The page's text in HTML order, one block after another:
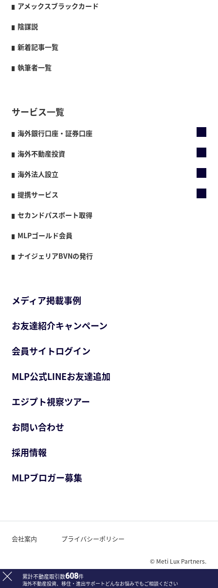
アメックスブラックカード
陰謀説
新着記事一覧
執筆者一覧
サービス一覧
海外銀行口座・証券口座
海外不動産投資
海外法人設立
提携サービス
セカンドパスポート取得
MLPゴールド会員
ナイジェリアBVNの発行
メディア掲載事例
お友達紹介キャンペーン
会員サイトログイン
MLP公式LINEお友達追加
エジプト視察ツアー
お問い合わせ
採用情報
MLPブロガー募集
会社案内 プライバシーポリシー
© Meti Lux Partners.
累計不動産取引数608件
海外不動産投資、移住・進出サポートどんなお悩みでもご相談ください